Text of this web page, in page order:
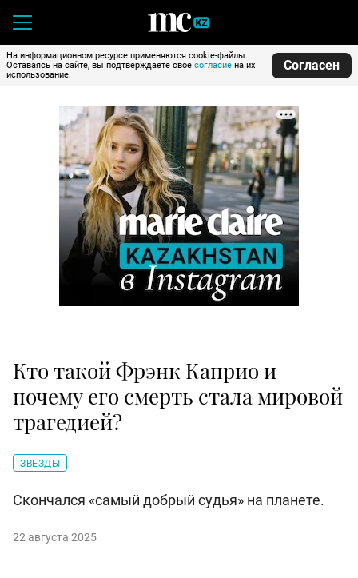
На информационном ресурсе применяются cookie-файлы.
Оставаясь на сайте, вы подтверждаете свое согласие на их
использование.
Согласен
Кто такой Фрэнк Каприо и
почему его смерть стала мировой
трагедией?
ЗВЕЗДЫ
Скончался «самый добрый судья» на планете.
22 августа 2025